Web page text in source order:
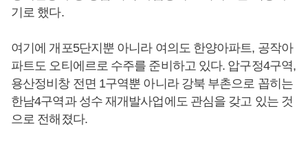
기로 했다.
여기에 개포5단지뿐 아니라 여의도 한양아파트, 공작아
파트도 오티에르로 수주를 준비하고 있다. 압구정4구역,
용산정비창 전면 1구역뿐 아니라 강북 부촌으로 꼽히는
한남4구역과 성수 재개발사업에도 관심을 갖고 있는 것
으로 전해졌다.